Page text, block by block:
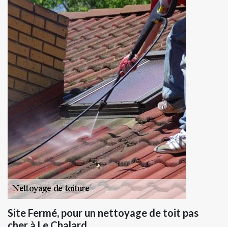
Site Fermé, pour un nettoyage de toit pas